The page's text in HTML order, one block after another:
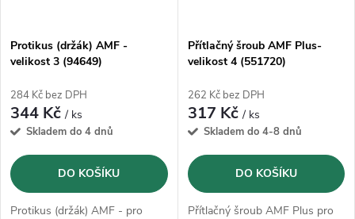
Protikus (držák) AMF -
velikost 3 (94649)
284 Kč bez DPH
344 Kč/ ks
Skladem do 4 dnů
DO KOŠÍKU
Protikus (držák) AMF - pro
Přítlačný šroub AMF Plus-
velikost 4 (551720)
262 Kč bez DPH
317 Kč/ ks
Skladem do 4-8 dnů
DO KOŠÍKU
Přítlačný šroub AMF Plus pro